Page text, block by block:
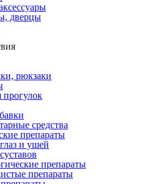
дверцы
рюкзаки
прогулок
средства
препараты
и ушей
препараты
препараты